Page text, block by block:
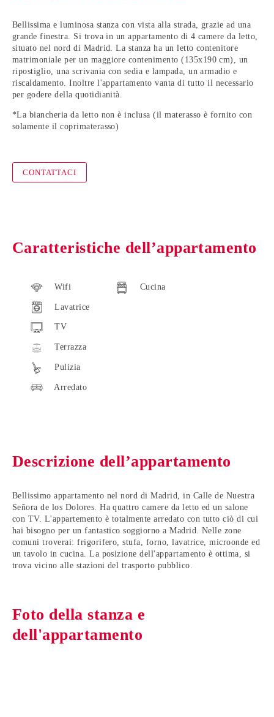
Bellissima e luminosa stanza con vista alla strada, grazie ad una
grande finestra. Si trova in un appartamento di 4 camere da letto,
situato nel nord di Madrid. La stanza ha un letto contenitore
matrimoniale per un maggiore contenimento (135x190 cm), un
ripostiglio, una scrivania con sedia e lampada, un armadio e
riscaldamento. Inoltre l'appartamento vanta di tutto il necessario
per godere della quotidianità.
*La biancheria da letto non è inclusa (il materasso è fornito con
solamente il coprimaterasso)
CONTATTACI
Caratteristiche dell’appartamento
Wifi
Lavatrice
TV
Terrazza
Pulizia
Arredato
Cucina
Descrizione dell’appartamento
Bellissimo appartamento nel nord di Madrid, in Calle de Nuestra
Señora de los Dolores. Ha quattro camere da letto ed un salone
con TV. L'appartemento è totalmente arredato con tutto ciò di cui
hai bisogno per un fantastico soggiorno a Madrid. Nelle zone
comuni troverai: frigorifero, stufa, forno, lavatrice, microonde ed
un tavolo in cucina. La posizione dell'appartamento è ottima, si
trova vicino alle stazioni del trasporto pubblico.
Foto della stanza e
dell'appartamento